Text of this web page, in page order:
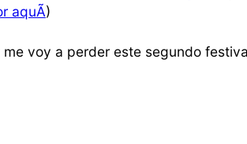
aquÃ­)
voy a perder este segundo